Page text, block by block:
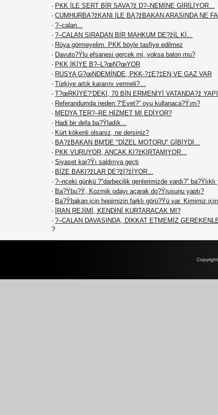
- PKK İLE SERT BİR SAVA?ž D?–NEMİNE GİRİLİYOR...
- CUMHURBA?žKANI İLE BA?žBAKAN ARASINDA NE
- ?–calan...
- ?–CALAN SIRADAN BİR MAHKUM DE?žİL Kİ...
- Rüya görmeyelim. PKK böyle tasfiye edilmez
- Davuto?Ÿlu efsanesi gerçek mi, yoksa balon mu?
- PKK İKİYE B?–L?œN?œYOR
- RUSYA G?œNDEMİNDE, PKK-?‡E?‡EN VE GAZ VAR
- Türkiye artık kararını vermeli?…
- T?œRKİYE?’DEKİ, 70 BİN ERMENİYİ VATANDA?ž
- Referandumda neden ?“Evet?” oyu kullanaca?Ÿım?
- MEDYA TER?–RE HİZMET Mİ EDİYOR?
- Hadi bir defa ba?Ÿladık...
- Kürt kökenli olsanız, ne dersiniz?
- BA?žBAKAN BM'DE "DİZEL MOTORU" GİBİYDİ...
- PKK VURUYOR, ANCAK KI?žKIRTAMIYOR...
- Siyaset kar?Ÿı saldırıya geçti
- BİZE BAKI?žLAR DE?žİ?žİYOR...
- ?–nceki günkü ?“darbecilik genlerimizde vardı?”
- Ba?Ÿbu?Ÿ, Kozmik odayı açarak do?Ÿrusunu yaptı?
- Ba?Ÿbakan için hepimizin farklı görü?Ÿü var. Kimimiz
- İRAN REJİMİ, KENDİNİ KURTARACAK MI?
- ?–CALAN DAVASINDA, DİKKAT ETMEMİZ
?